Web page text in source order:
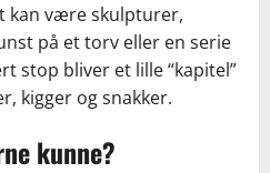
kan være skulpturer,
på et torv eller en serie
stop bliver et lille “kapitel”
kigger og snakker.
kunne?